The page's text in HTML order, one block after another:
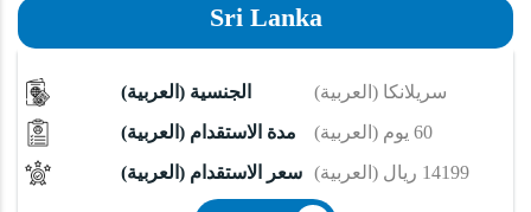
Sri Lanka
(العربية) الجنسية
(العربية) سريلانكا
(العربية) مدة الاستقدام
(العربية) 60 يوم
(العربية) سعر الاستقدام
(العربية) 14199 ريال